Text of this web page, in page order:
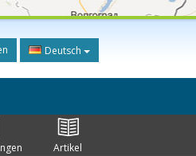
Deutsch
Artikel